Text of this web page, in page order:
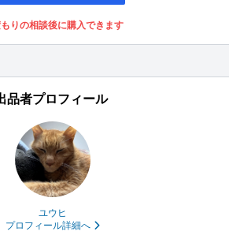
もりの相談後に購入できます
品者プロフィール
ユウヒ
プロフィール詳細へ